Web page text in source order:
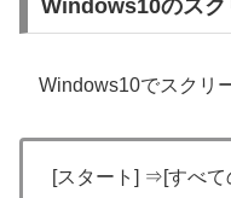
Windows10のスク
Windows10でスクリ
[スタート] ⇒[すべ